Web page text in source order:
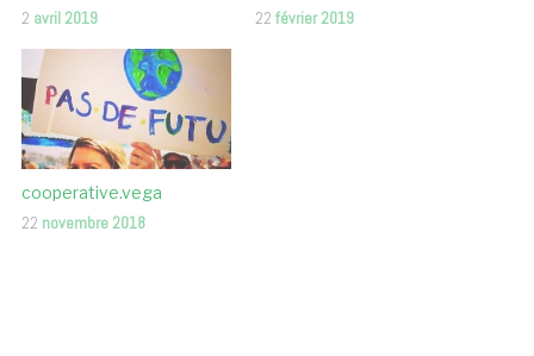
2 avril 2019 22 février 2019
cooperative.vega
22 novembre 2018